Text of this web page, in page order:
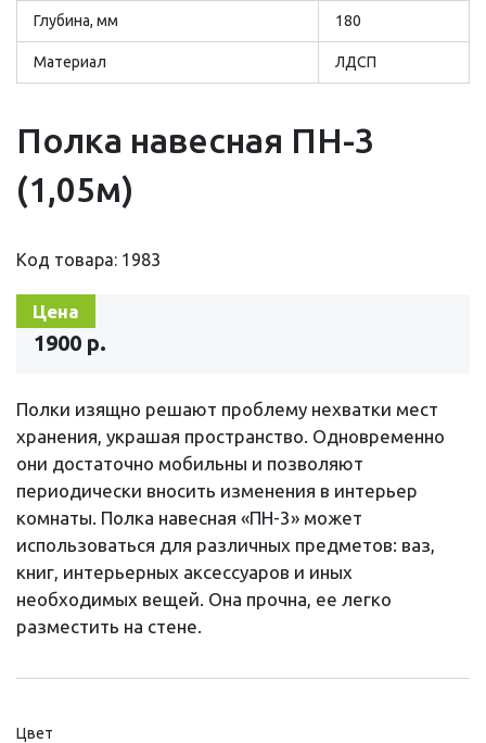
Глубина, мм 180
Материал ЛДСП
Полка навесная ПН-3
(1,05м)
Код товара: 1983
Цена
1900 р.
Полки изящно решают проблему нехватки мест
хранения, украшая пространство. Одновременно
они достаточно мобильны и позволяют
периодически вносить изменения в интерьер
комнаты. Полка навесная «ПН-3» может
использоваться для различных предметов: ваз,
книг, интерьерных аксессуаров и иных
необходимых вещей. Она прочна, ее легко
разместить на стене.
Цвет